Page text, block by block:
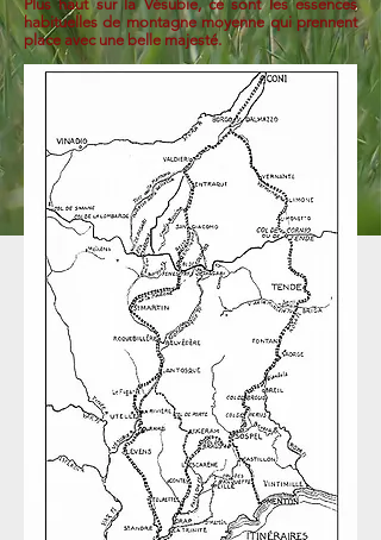
Plus haut sur la Vésubie, ce sont les essences
habituelles de montagne moyenne qui prennent
place avec une belle majesté.